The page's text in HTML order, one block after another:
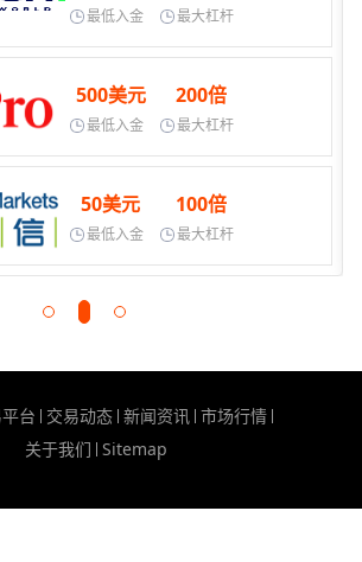
最低入金 最大杠杆
500美元
最低入金
200倍
最大杠杆
50美元
最低入金
100倍
最大杠杆
台 交易动态 新闻资讯 市场行情
关于我们 Sitemap